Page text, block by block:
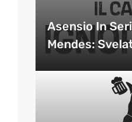
Asensio In
Mendes: